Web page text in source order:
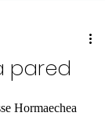
pared
Hormaechea